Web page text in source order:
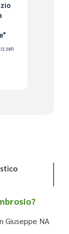
Giuseppe NA